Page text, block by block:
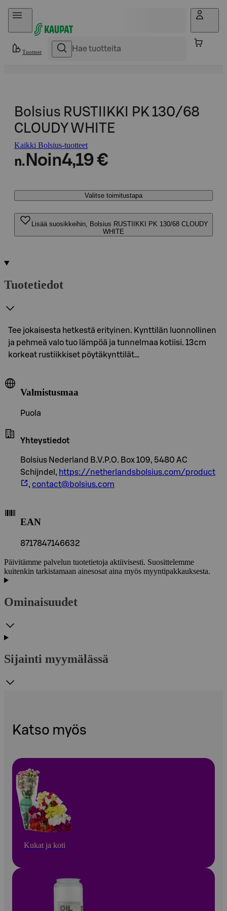
Hyppää sisältöön
Tuotteet
Bolsius RUSTIIKKI PK 130/68
CLOUDY WHITE
Kaikki Bolsius-tuotteet
n. Noin4,19 €
Valitse toimitustapa
Lisää suosikkeihin, Bolsius RUSTIIKKI PK 130/68 CLOUDY
WHITE
Tuotetiedot
Tee jokaisesta hetkestä erityinen. Kynttilän luonnollinen
ja pehmeä valo tuo lämpöä ja tunnelmaa kotiisi. 13cm
korkeat rustiikkiset pöytäkynttilät…
Valmistusmaa
Puola
Yhteystiedot
Bolsius Nederland B.V.P.O. Box 109, 5480 AC
Schijndel, https://netherlandsbolsius.com/product
, contact@bolsius.com
EAN
8717847146632
Päivitämme palvelun tuotetietoja aktiivisesti. Suosittelemme
kuitenkin tarkistamaan ainesosat aina myös myyntipakkauksesta.
Ominaisuudet
Sijainti myymälässä
Katso myös
Kukat ja koti